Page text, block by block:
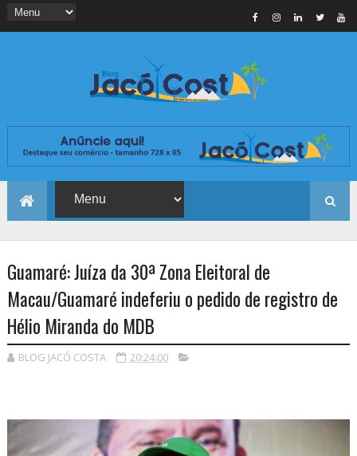
Guamaré: Juíza da 30ª Zona Eleitoral de
Macau/Guamaré indeferiu o pedido de registro de
Hélio Miranda do MDB
BLOG JACÓ COSTA 20:24:00